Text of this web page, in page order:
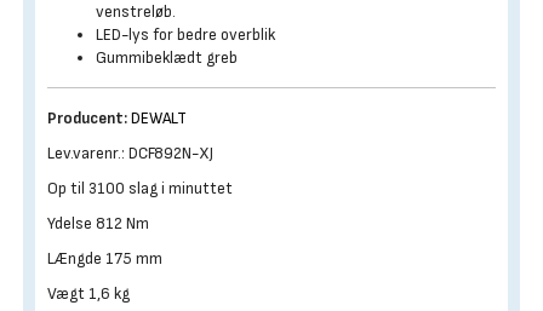
venstreløb.
LED-lys for bedre overblik
Gummibeklædt greb
Producent:DEWALT
Lev.varenr.: DCF892N-XJ
Op til 3100 slag i minuttet
Ydelse 812 Nm
LÆngde 175 mm
Vægt 1,6 kg